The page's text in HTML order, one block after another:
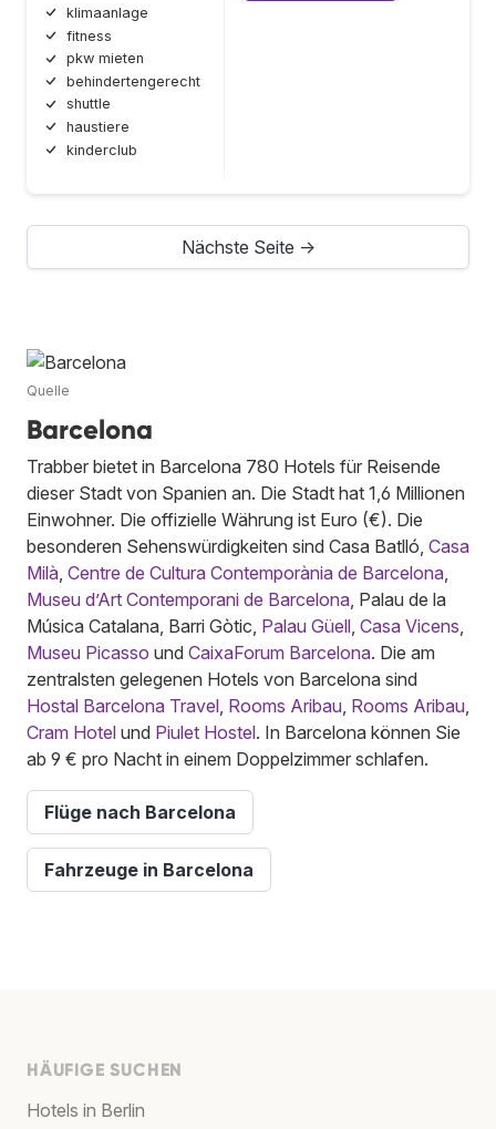
klimaanlage
fitness
pkw mieten
behindertengerecht
shuttle
haustiere
kinderclub
Nächste Seite →
Quelle
Barcelona
Trabber bietet in Barcelona 780 Hotels für Reisende
dieser Stadt von Spanien an. Die Stadt hat 1,6 Millionen
Einwohner. Die offizielle Währung ist Euro (€). Die
besonderen Sehenswürdigkeiten sind Casa Batlló, Casa
Milà Centre de Cultura Contemporània de Barcelona
Museu d’Art Contemporani de Barcelona , Palau de la
Música Catalana, Barri Gòtic, Palau Güell Casa Vicens
Museu Picasso und CaixaForum Barcelona. Die am
zentralsten gelegenen Hotels von Barcelona sind
Hostal Barcelona Travel Rooms Aribau Rooms Aribau
Cram Hotel und Piulet Hostel. In Barcelona können Sie
ab 9 € pro Nacht in einem Doppelzimmer schlafen.
Flüge nach Barcelona
Fahrzeuge in Barcelona
HÄUFIGE SUCHEN
Hotels in Berlin